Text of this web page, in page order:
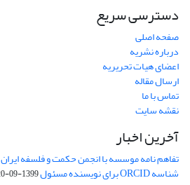
دسترسی سریع
صفحه اصلی
درباره نشریه
اعضای هیات تحریریه
ارسال مقاله
تماس با ما
نقشه سایت
آخرین اخبار
تفاهم نامه موسسه با انجمن حکمت و فلسفه ایران
شناسه ORCID برای نویسنده مسئول 1399-09-20